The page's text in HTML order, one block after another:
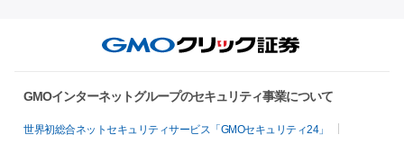
GMOインターネットグループのセキュリティ事業について
世界初総合ネットセキュリティサービス「GMOセキュリティ24」